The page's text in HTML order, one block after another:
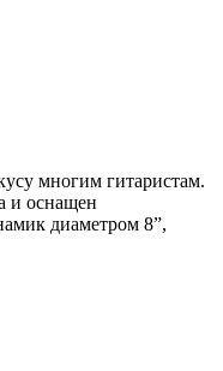
многим гитаристам.
и оснащен
диаметром 8”,